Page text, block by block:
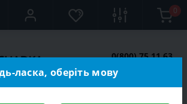
0
0(800) 75 11 63
ласка, оберіть мову